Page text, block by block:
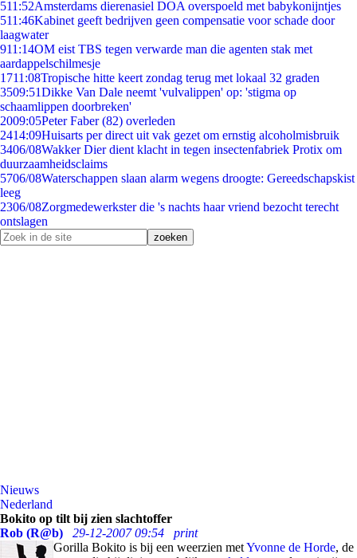
511:52Amsterdams dierenasiel DOA overspoeld met babykonijntjes
511:46Kabinet geeft bedrijven geen compensatie voor schade door
laagwater
911:14OM eist TBS tegen verwarde man die agenten stak met
aardappelschilmesje
1711:08Tropische hitte keert zondag terug met lokaal 32 graden
3509:51Dikke Van Dale neemt 'vulvalippen' op: 'stigma op
schaamlippen doorbreken'
2009:05Peter Faber (82) overleden
2414:09Huisarts per direct uit vak gezet om ernstig alcoholmisbruik
3406/08Wakker Dier dient klacht in tegen insectenfabriek Protix om
duurzaamheidsclaims
5706/08Waterschappen slaan alarm wegens droogte: Gereedschapskist
leeg
2306/08Zorgmedewerkster die 's nachts haar vriend bezocht terecht
ontslagen
Nieuws
Nederland
Bokito op tilt bij zien slachtoffer
Rob (R@b)
29-12-2007 09:54
print
Gorilla Bokito is bij een weerzien metYvonne de Horde, de